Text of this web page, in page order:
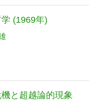
(1969年)
と超越論的現象